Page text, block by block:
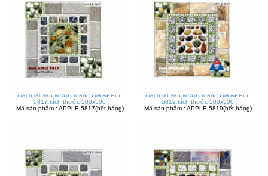
Gạch lát sân vườn Hoàng Gia APPLE
5817 kích thước 500x500
Mã sản phẩm : APPLE 5817(hết hàng)
Gạch lát sân vườn Hoàng Gia APPLE
5819 kích thước 500x500
Mã sản phẩm : APPLE 5819(hết hàng)